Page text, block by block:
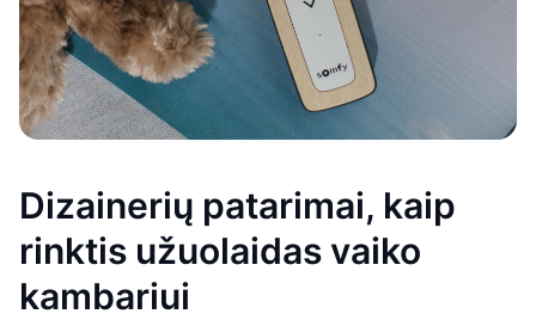
Dizainerių patarimai, kaip
rinktis užuolaidas vaiko
kambariui